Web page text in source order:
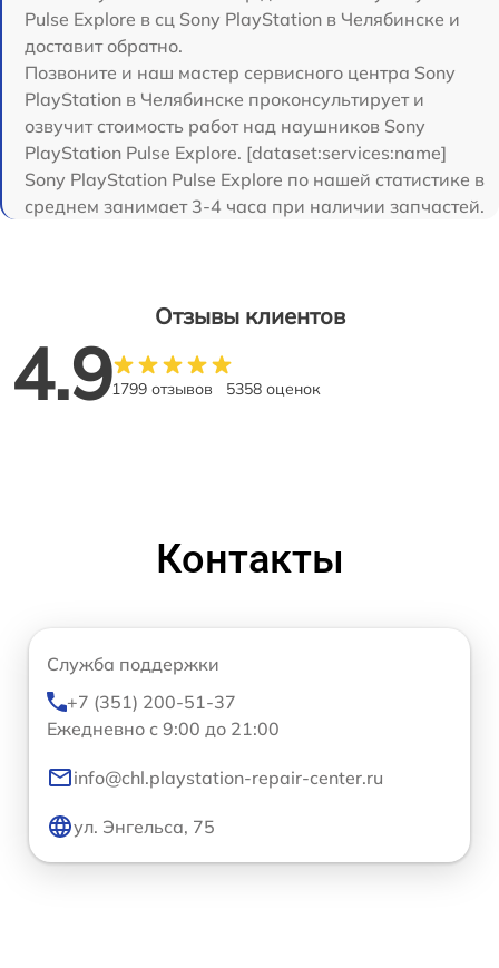
Pulse Explore в сц Sony PlayStation в Челябинске и
доставит обратно.
Позвоните и наш мастер сервисного центра Sony
PlayStation в Челябинске проконсультирует и
озвучит стоимость работ над наушников Sony
PlayStation Pulse Explore. [dataset:services:name]
Sony PlayStation Pulse Explore по нашей статистике в
среднем занимает 3-4 часа при наличии запчастей.
Отзывы клиентов
4.91799 отзывов 5358 оценок
Контакты
Служба поддержки
+7 (351) 200-51-37
Ежедневно с 9:00 до 21:00
info@chl.playstation-repair-center.ru
ул. Энгельса, 75